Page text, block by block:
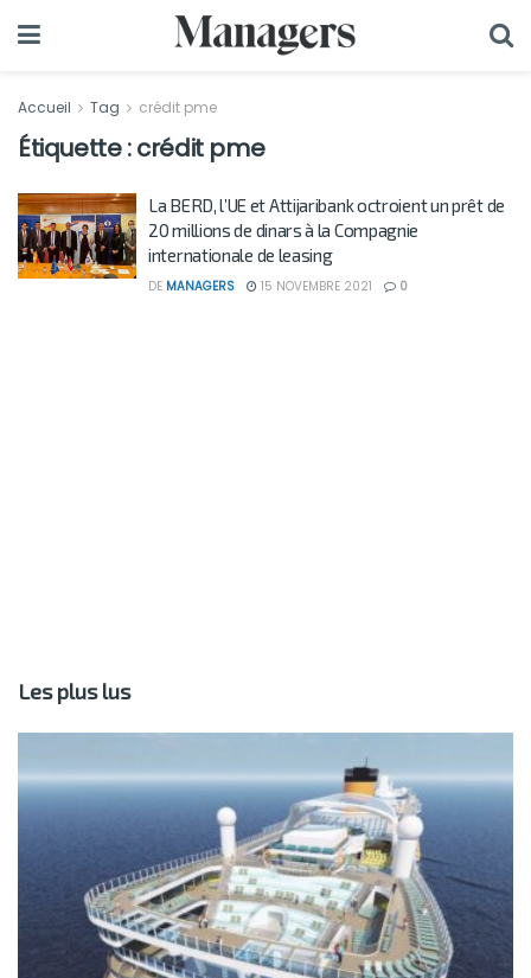
Accueil Tag crédit pme
Étiquette :crédit pme
La BERD, l’UE et Attijaribank octroient un prêt de
20 millions de dinars à la Compagnie
internationale de leasing
DE MANAGERS 15 NOVEMBRE 2021 0
Les plus lus